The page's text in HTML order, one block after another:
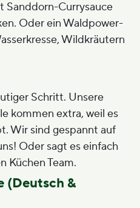
Sanddorn-Currysauce
Oder ein Waldpower-
Wildkräutern
Schritt. Unsere
kommen extra, weil es
Wir sind gespannt auf
Oder sagt es einfach
Küchen Team.
(Deutsch &